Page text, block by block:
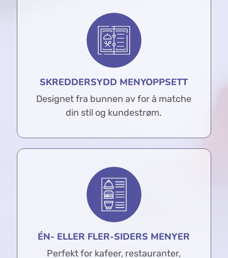
SKREDDERSYDD MENYOPPSETT
Designet fra bunnen av for å matche
din stil og kundestrøm.
ÉN- ELLER FLER-SIDERS MENYER
Perfekt for kafeer, restauranter,